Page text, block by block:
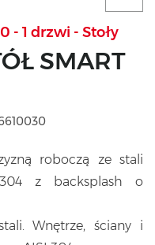
- 1 drzwi - Stoły
SMART
roboczą ze stali
z backsplash o
Wnętrze, ściany i